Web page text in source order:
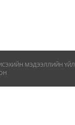
МЭДЭЭЛЛИЙН